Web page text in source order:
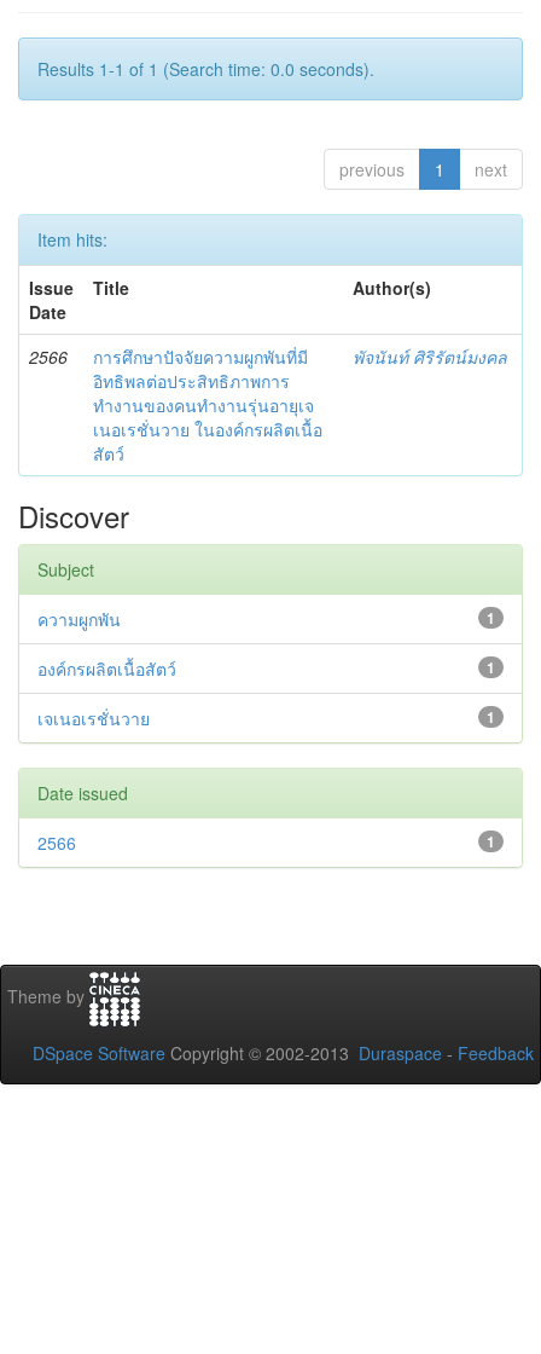
Results 1-1 of 1 (Search time: 0.0 seconds).
previous 1 next
Item hits:
Issue
Date
Title Author(s)
2566
การศึกษาปัจจัยความผูกพันที่มี
อิทธิพลต่อประสิทธิภาพการ
ทำงานของคนทำงานรุ่นอายุเจ
เนอเรชั่นวาย ในองค์กรผลิตเนื้อ
สัตว์
พัจนันท์ ศิริรัตน์มงคล
Discover
Subject
1
ความผูกพัน
1
องค์กรผลิตเนื้อสัตว์
1
เจเนอเรชั่นวาย
Date issued
1
2566
Theme by
DSpace Software Copyright © 2002-2013 Duraspace - Feedback